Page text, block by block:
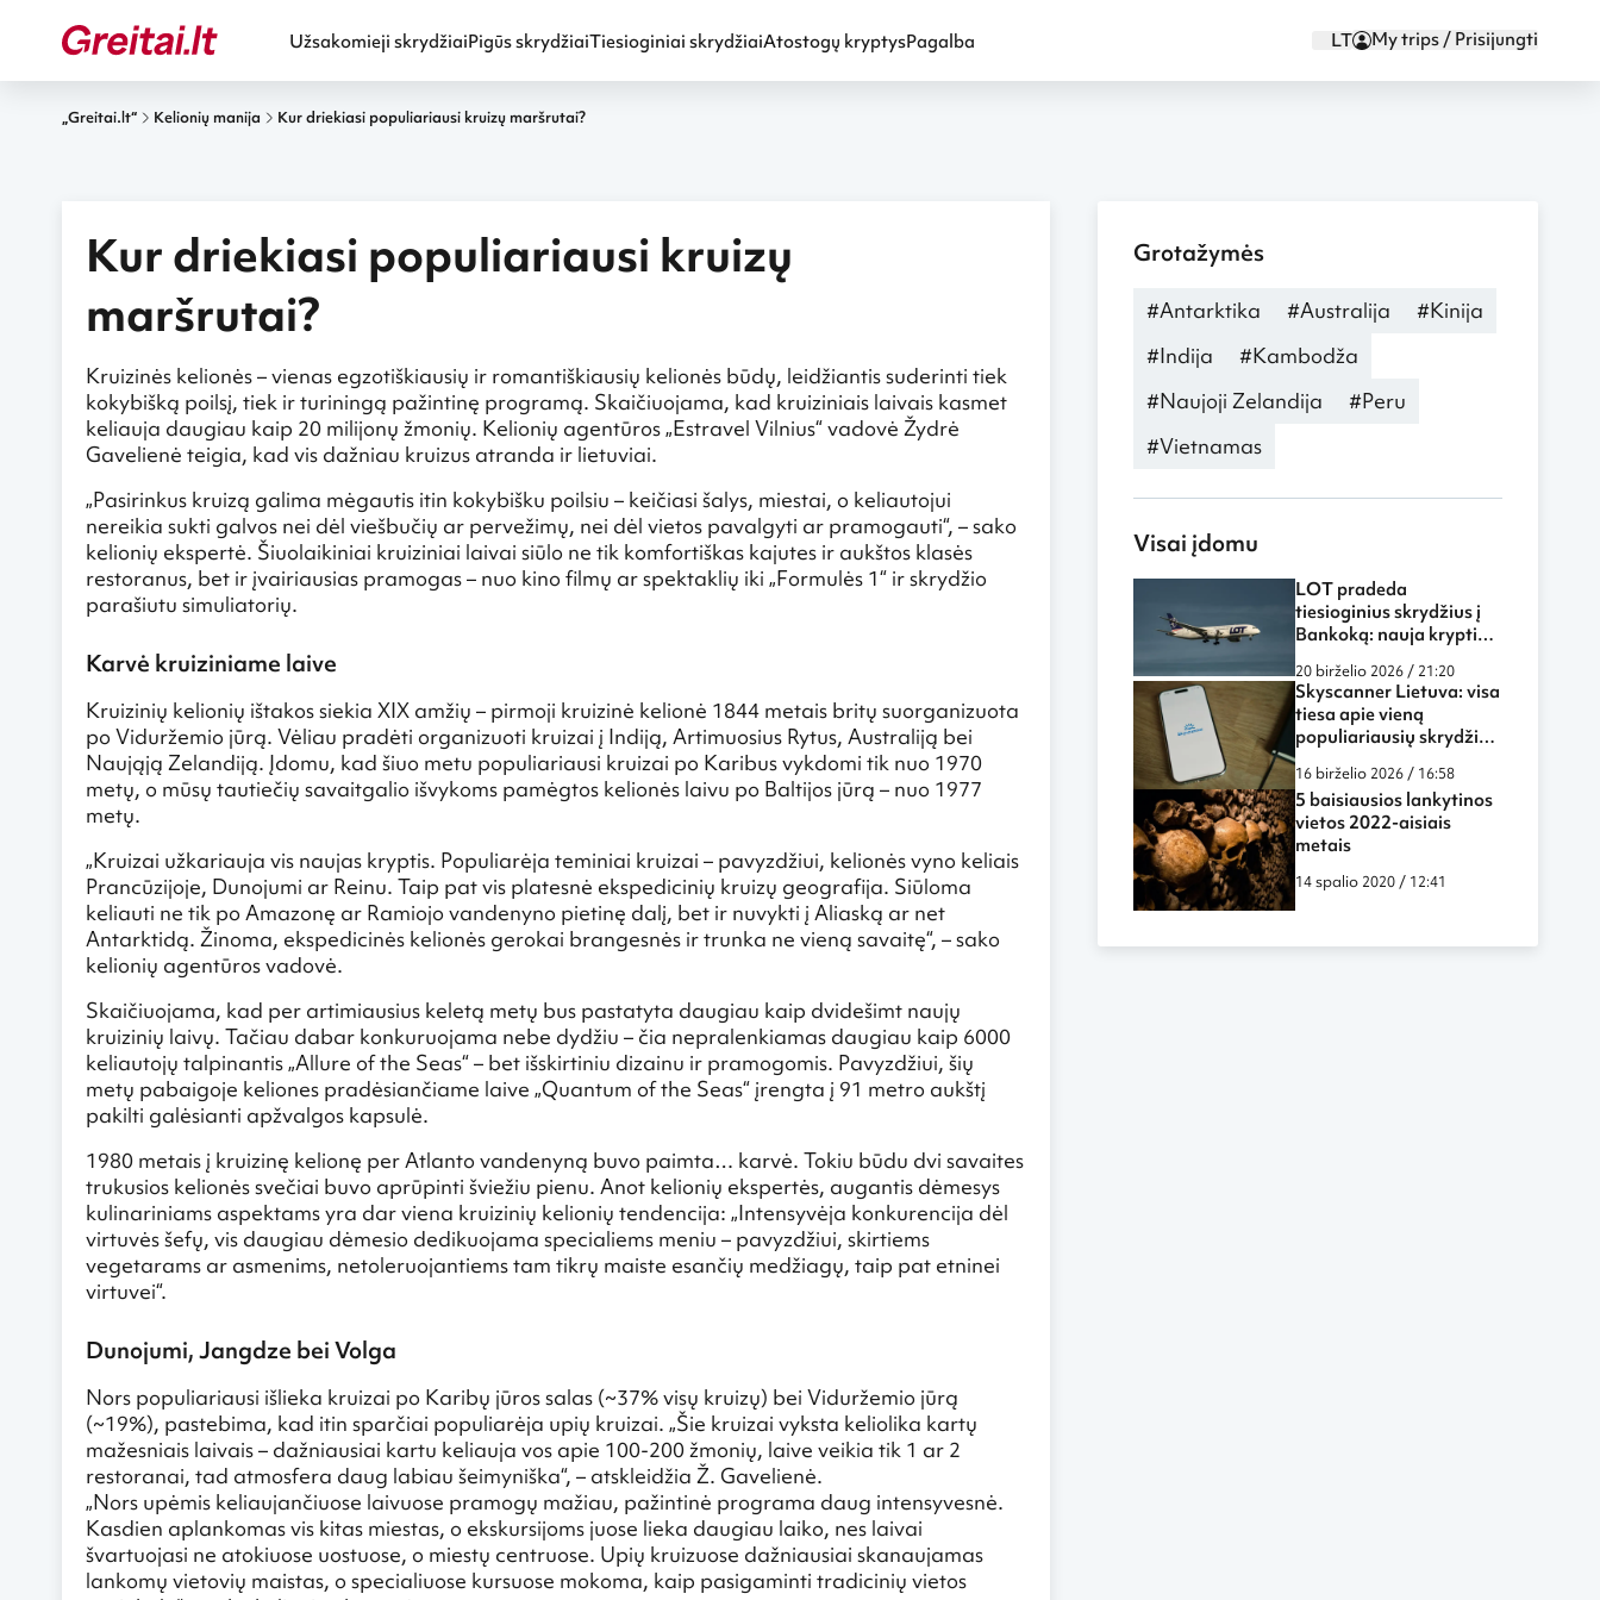
Užsakomieji skrydžiaiPigūs skrydžiaiTiesioginiai skrydžiaiAtostogų kryptysPagalba LT My trips / Prisijungti
„Greitai.lt“ Kelionių manija Kur driekiasi populiariausi kruizų maršrutai?
Kur driekiasi populiariausi kruizų
maršrutai?
Kruizinės kelionės – vienas egzotiškiausių ir romantiškiausių kelionės būdų, leidžiantis suderinti tiek
kokybišką poilsį, tiek ir turiningą pažintinę programą. Skaičiuojama, kad kruiziniais laivais kasmet
keliauja daugiau kaip 20 milijonų žmonių. Kelionių agentūros „Estravel Vilnius“ vadovė Žydrė
Gavelienė teigia, kad vis dažniau kruizus atranda ir lietuviai.
„Pasirinkus kruizą galima mėgautis itin kokybišku poilsiu – keičiasi šalys, miestai, o keliautojui
nereikia sukti galvos nei dėl viešbučių ar pervežimų, nei dėl vietos pavalgyti ar pramogauti“, – sako
kelionių ekspertė. Šiuolaikiniai kruiziniai laivai siūlo ne tik komfortiškas kajutes ir aukštos klasės
restoranus, bet ir įvairiausias pramogas – nuo kino filmų ar spektaklių iki „Formulės 1“ ir skrydžio
parašiutu simuliatorių.
Karvė kruiziniame laive
Kruizinių kelionių ištakos siekia XIX amžių – pirmoji kruizinė kelionė 1844 metais britų suorganizuota
po Viduržemio jūrą. Vėliau pradėti organizuoti kruizai į Indiją, Artimuosius Rytus, Australiją bei
Naująją Zelandiją. Įdomu, kad šiuo metu populiariausi kruizai po Karibus vykdomi tik nuo 1970
metų, o mūsų tautiečių savaitgalio išvykoms pamėgtos kelionės laivu po Baltijos jūrą – nuo 1977
metų.
„Kruizai užkariauja vis naujas kryptis. Populiarėja teminiai kruizai – pavyzdžiui, kelionės vyno keliais
Prancūzijoje, Dunojumi ar Reinu. Taip pat vis platesnė ekspedicinių kruizų geografija. Siūloma
keliauti ne tik po Amazonę ar Ramiojo vandenyno pietinę dalį, bet ir nuvykti į Aliaską ar net
Antarktidą. Žinoma, ekspedicinės kelionės gerokai brangesnės ir trunka ne vieną savaitę“, – sako
kelionių agentūros vadovė.
Skaičiuojama, kad per artimiausius keletą metų bus pastatyta daugiau kaip dvidešimt naujų
kruizinių laivų. Tačiau dabar konkuruojama nebe dydžiu – čia nepralenkiamas daugiau kaip 6000
keliautojų talpinantis „Allure of the Seas“ – bet išskirtiniu dizainu ir pramogomis. Pavyzdžiui, šių
metų pabaigoje keliones pradėsiančiame laive „Quantum of the Seas“ įrengta į 91 metro aukštį
pakilti galėsianti apžvalgos kapsulė.
1980 metais į kruizinę kelionę per Atlanto vandenyną buvo paimta… karvė. Tokiu būdu dvi savaites
trukusios kelionės svečiai buvo aprūpinti šviežiu pienu. Anot kelionių ekspertės, augantis dėmesys
kulinariniams aspektams yra dar viena kruizinių kelionių tendencija: „Intensyvėja konkurencija dėl
virtuvės šefų, vis daugiau dėmesio dedikuojama specialiems meniu – pavyzdžiui, skirtiems
vegetarams ar asmenims, netoleruojantiems tam tikrų maiste esančių medžiagų, taip pat etninei
virtuvei“.
Dunojumi, Jangdze bei Volga
Nors populiariausi išlieka kruizai po Karibų jūros salas (~37% visų kruizų) bei Viduržemio jūrą
(~19%), pastebima, kad itin sparčiai populiarėja upių kruizai. „Šie kruizai vyksta keliolika kartų
mažesniais laivais – dažniausiai kartu keliauja vos apie 100-200 žmonių, laive veikia tik 1 ar 2
restoranai, tad atmosfera daug labiau šeimyniška“, – atskleidžia Ž. Gavelienė.
„Nors upėmis keliaujančiuose laivuose pramogų mažiau, pažintinė programa daug intensyvesnė.
Kasdien aplankomas vis kitas miestas, o ekskursijoms juose lieka daugiau laiko, nes laivai
švartuojasi ne atokiuose uostuose, o miestų centruose. Upių kruizuose dažniausiai skanaujamas
lankomų vietovių maistas, o specialiuose kursuose mokoma, kaip pasigaminti tradicinių vietos
Grotažymės
#Antarktika #Australija
#Kinija
#Indija
#Kambodža
#Naujoji Zelandija
#Peru
#Vietnamas
Visai įdomu
LOT pradeda
tiesioginius skrydžius į
Bankoką: nauja kryptis
galimybių keliautojams
iš Lietuvos
20 birželio 2026 / 21:20
Skyscanner Lietuva: visa
tiesa apie vieną
populiariausių skrydžių
16 birželio 2026 / 16:58
5 baisiausios lankytinos
vietos 2022-aisiais
metais
14 spalio 2020 / 12:41